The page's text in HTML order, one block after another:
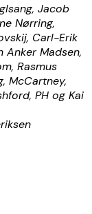
Jacob
Nørring,
Carl-Erik
Anker Madsen,
Rasmus
McCartney,
PH og Kai